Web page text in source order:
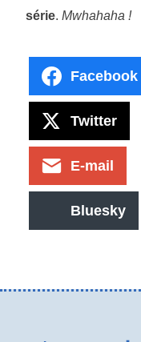
série. Mwhahaha !
Facebook
Twitter
E-mail
Bluesky